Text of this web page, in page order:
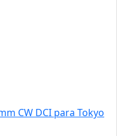
CW DCI para Tokyo